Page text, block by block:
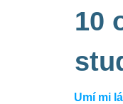
10
Umí mi